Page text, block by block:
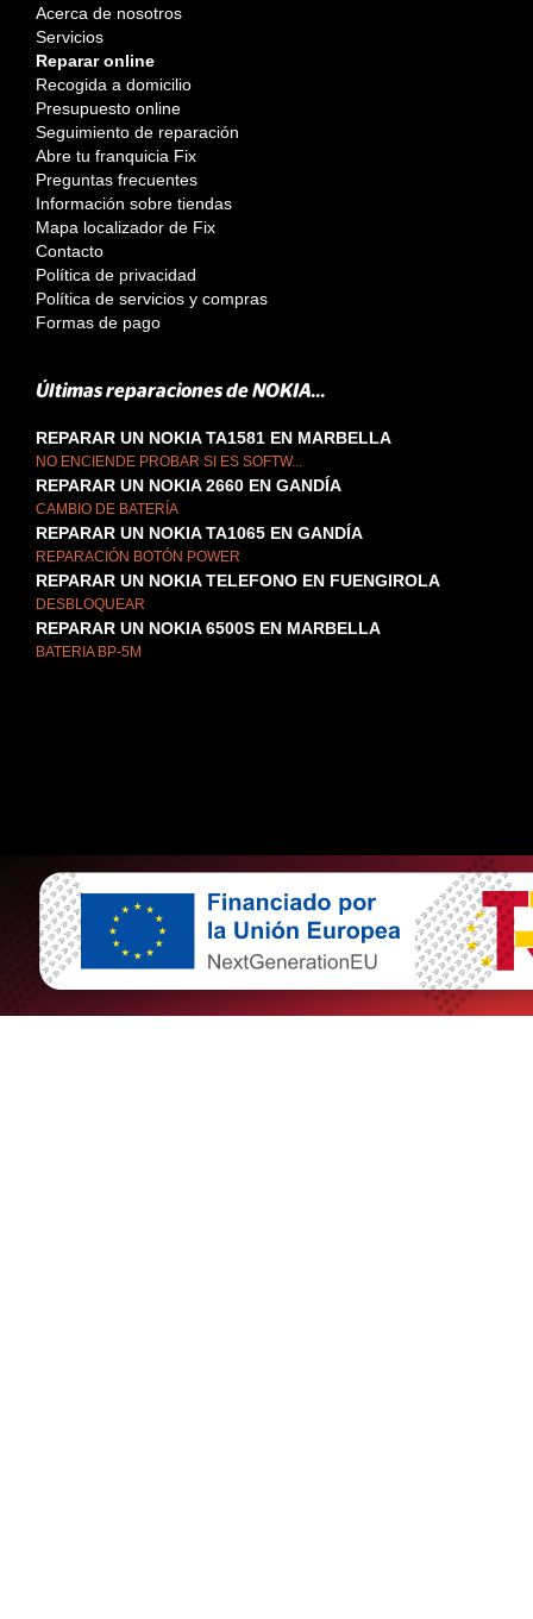
Acerca de nosotros
Servicios
Reparar online
Recogida a domicilio
Presupuesto online
Seguimiento de reparación
Abre tu franquicia Fix
Preguntas frecuentes
Información sobre tiendas
Mapa localizador de Fix
Contacto
Política de privacidad
Política de servicios y compras
Formas de pago
Últimas reparaciones de NOKIA...
REPARAR UN NOKIA TA1581 EN MARBELLA
NO ENCIENDE PROBAR SI ES SOFTW...
REPARAR UN NOKIA 2660 EN GANDÍA
CAMBIO DE BATERÍA
REPARAR UN NOKIA TA1065 EN GANDÍA
REPARACIÓN BOTÓN POWER
REPARAR UN NOKIA TELEFONO EN FUENGIROLA
DESBLOQUEAR
REPARAR UN NOKIA 6500S EN MARBELLA
BATERIA BP-5M